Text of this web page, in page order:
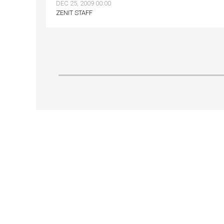
DEC 25, 2009 00:00
ZENIT STAFF